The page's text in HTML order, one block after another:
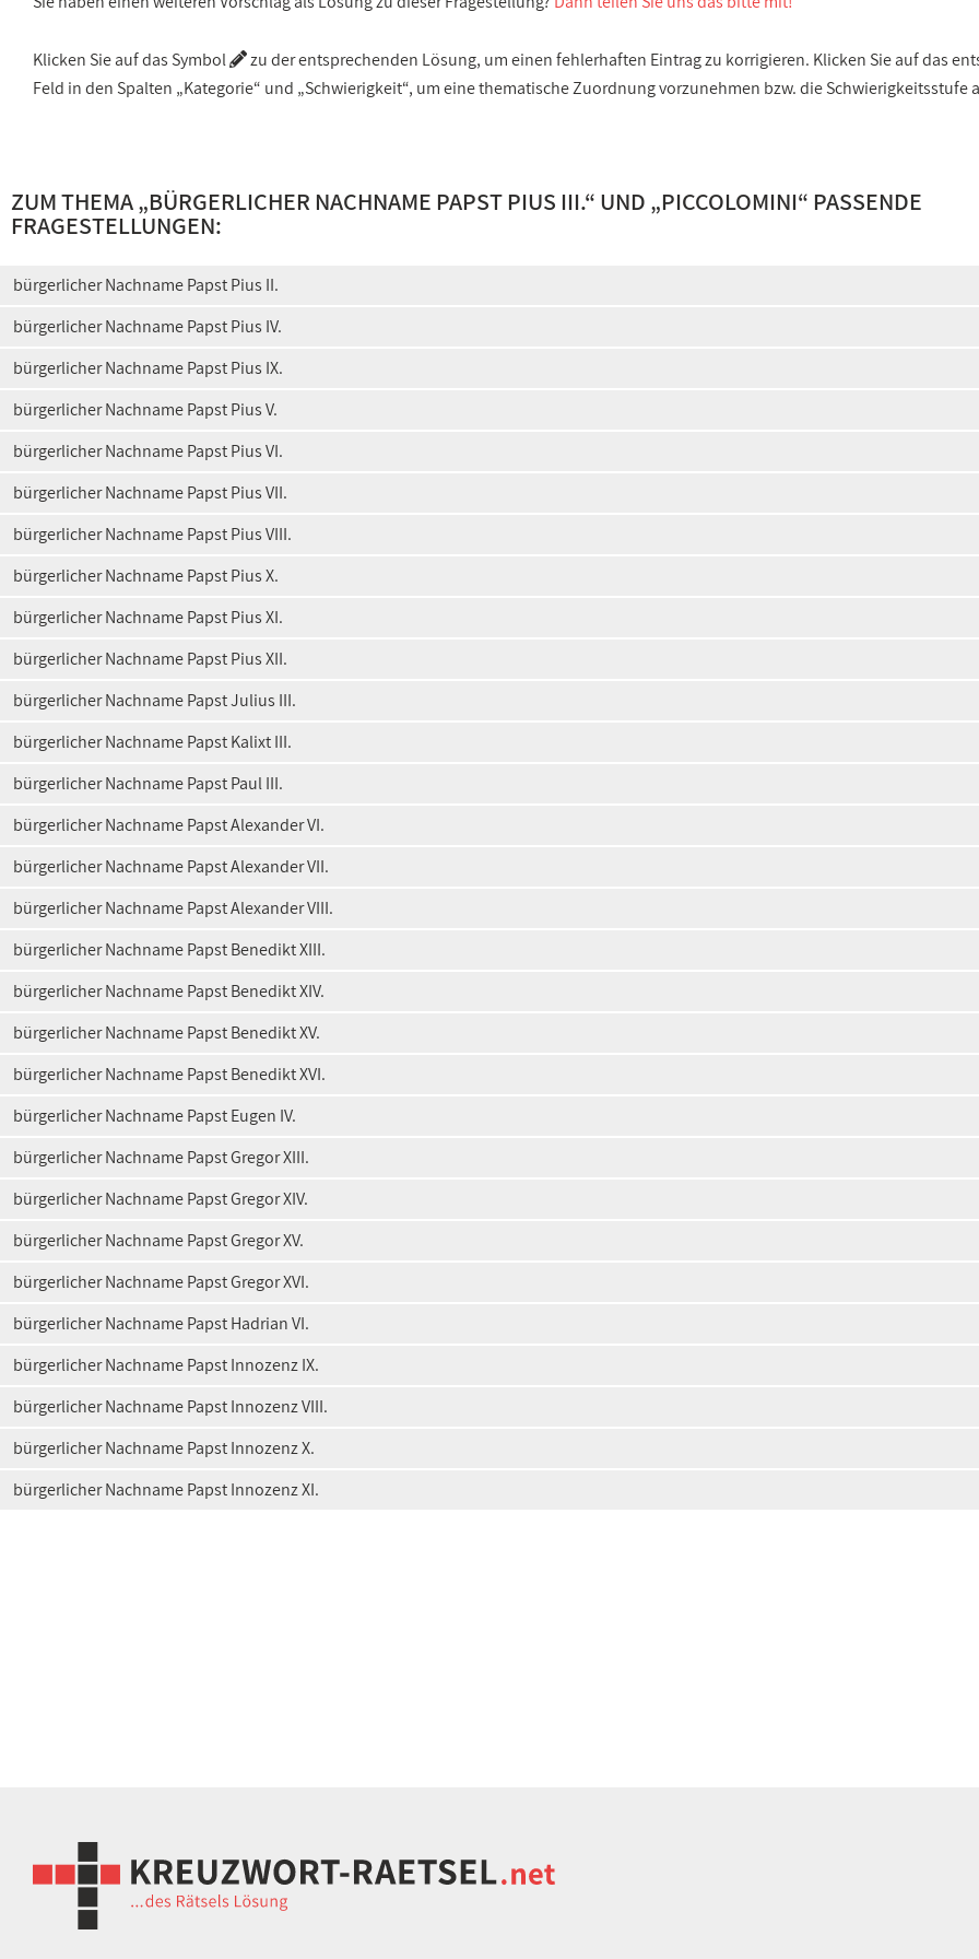
Klicken Sie auf das Symbol
zu der entsprechenden Lösung, um einen fehlerhaften Eintrag zu korrigieren. Klicken Sie auf das
Feld in den Spalten „Kategorie“ und „Schwierigkeit“, um eine thematische Zuordnung vorzunehmen bzw. die Schwierigkeitsstufe
ZUM THEMA „BÜRGERLICHER NACHNAME PAPST PIUS III.“ UND „PICCOLOMINI“ PASSENDE
FRAGESTELLUNGEN:
bürgerlicher Nachname Papst Pius II.
bürgerlicher Nachname Papst Pius IV.
bürgerlicher Nachname Papst Pius IX.
bürgerlicher Nachname Papst Pius V.
bürgerlicher Nachname Papst Pius VI.
bürgerlicher Nachname Papst Pius VII.
bürgerlicher Nachname Papst Pius VIII.
bürgerlicher Nachname Papst Pius X.
bürgerlicher Nachname Papst Pius XI.
bürgerlicher Nachname Papst Pius XII.
bürgerlicher Nachname Papst Julius III.
bürgerlicher Nachname Papst Kalixt III.
bürgerlicher Nachname Papst Paul III.
bürgerlicher Nachname Papst Alexander VI.
bürgerlicher Nachname Papst Alexander VII.
bürgerlicher Nachname Papst Alexander VIII.
bürgerlicher Nachname Papst Benedikt XIII.
bürgerlicher Nachname Papst Benedikt XIV.
bürgerlicher Nachname Papst Benedikt XV.
bürgerlicher Nachname Papst Benedikt XVI.
bürgerlicher Nachname Papst Eugen IV.
bürgerlicher Nachname Papst Gregor XIII.
bürgerlicher Nachname Papst Gregor XIV.
bürgerlicher Nachname Papst Gregor XV.
bürgerlicher Nachname Papst Gregor XVI.
bürgerlicher Nachname Papst Hadrian VI.
bürgerlicher Nachname Papst Innozenz IX.
bürgerlicher Nachname Papst Innozenz VIII.
bürgerlicher Nachname Papst Innozenz X.
bürgerlicher Nachname Papst Innozenz XI.